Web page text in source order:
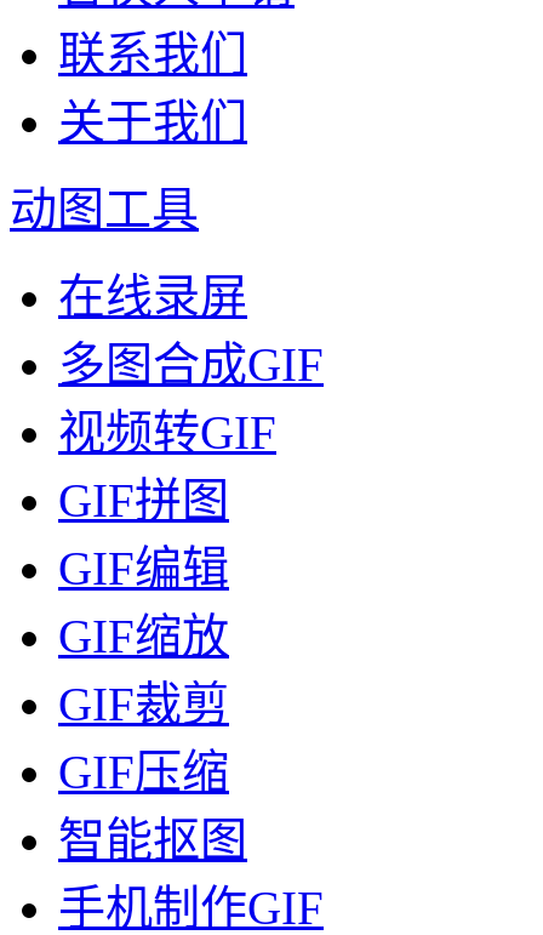
联系我们
关于我们
动图工具
在线录屏
多图合成GIF
视频转GIF
GIF拼图
GIF编辑
GIF缩放
GIF裁剪
GIF压缩
智能抠图
手机制作GIF